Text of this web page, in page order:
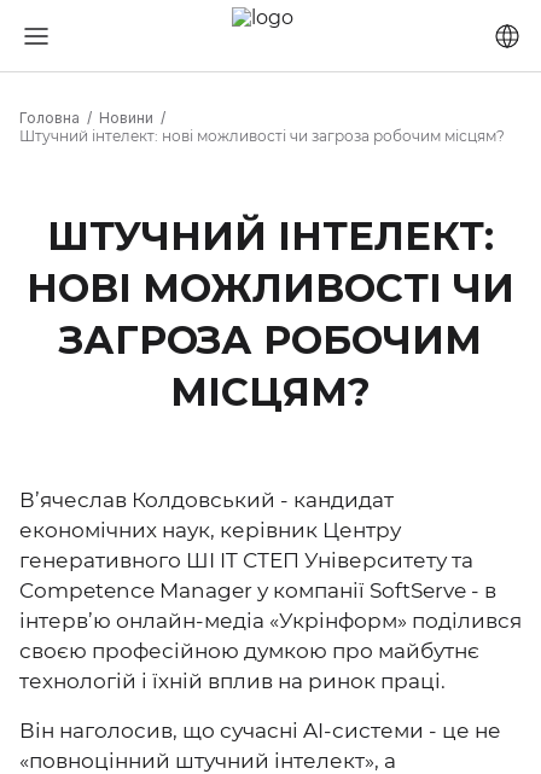
Головна
Новини
Штучний інтелект: нові можливості чи загроза робочим місцям?
ШТУЧНИЙ ІНТЕЛЕКТ:
НОВІ МОЖЛИВОСТІ ЧИ
ЗАГРОЗА РОБОЧИМ
МІСЦЯМ?
В’ячеслав Колдовський - кандидат
економічних наук, керівник Центру
генеративного ШІ IT СТЕП Університету та
Competence Manager у компанії SoftServe - в
інтерв’ю онлайн-медіа «Укрінформ» поділився
своєю професійною думкою про майбутнє
технологій і їхній вплив на ринок праці.
Він наголосив, що сучасні AI-системи - це не
«повноцінний штучний інтелект», а